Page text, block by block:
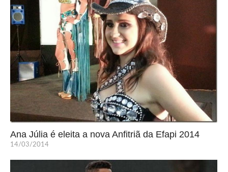
Ana Júlia é eleita a nova Anfitriã da Efapi 2014
14/03/2014